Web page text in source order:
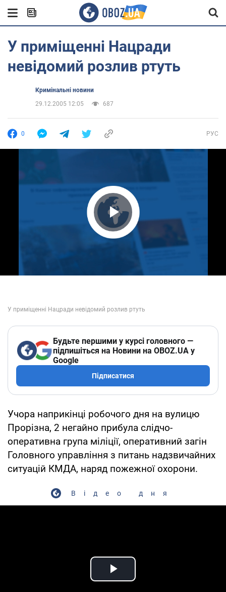
У приміщенні Нацради
невідомий розлив ртуть
Кримінальні новини
29.12.2005 12:05
687
0 РУС
Play Video
Будьте першими у курсі головного —
підпишіться на Новини на OBOZ.UA у
Google
Підписатися
Учора наприкінці робочого дня на вулицю
Прорізна, 2 негайно прибула слідчо-
оперативна група міліції, оперативний загін
Головного управління з питань надзвичайних
ситуацій КМДА, наряд пожежної охорони.
Відео дня
Play Video